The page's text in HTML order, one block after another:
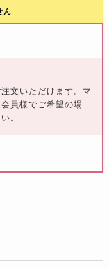
ん
文いただけます。マ
員様でご希望の場
。